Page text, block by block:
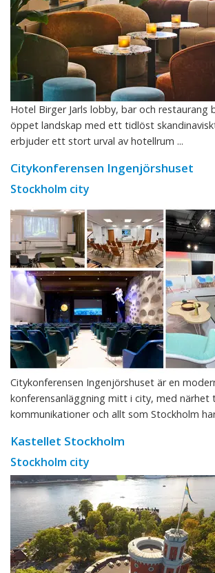
Hotel Birger Jarls lobby, bar och restaurang
öppet landskap med ett tidlöst
erbjuder ett stort urval av hotellrum ...
Citykonferensen Ingenjörshuset
Stockholm city
Citykonferensen Ingenjörshuset är en
konferensanläggning mitt i city, med närhet
kommunikationer och allt som Stockholm
Kastellet Stockholm
Stockholm city